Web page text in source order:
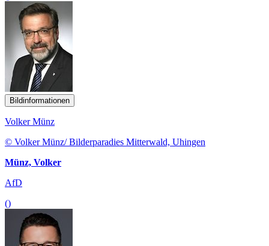
Bildinformationen
Volker Münz
© Volker Münz/ Bilderparadies Mitterwald, Uhingen
Münz, Volker
AfD
()